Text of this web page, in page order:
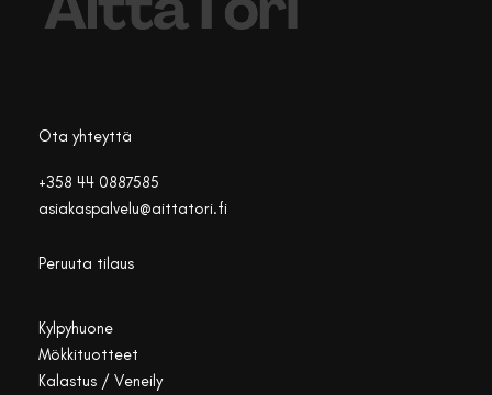
Ota yhteyttä
+358 44 0887585
asiakaspalvelu@aittatori.fi
Peruuta tilaus
Kylpyhuone
Mökkituotteet
Kalastus / Veneily